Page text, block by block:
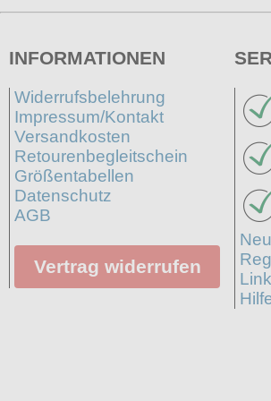
INFORMATIONEN
Widerrufsbelehrung
Impressum/Kontakt
Versandkosten
Retourenbegleitschein
Größentabellen
Datenschutz
AGB
Vertrag widerrufen